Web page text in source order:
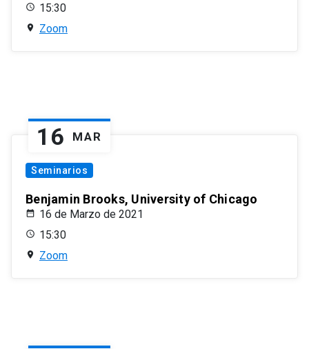
15:30
Zoom
16 MAR
Seminarios
Benjamin Brooks, University of Chicago
16 de Marzo de 2021
15:30
Zoom